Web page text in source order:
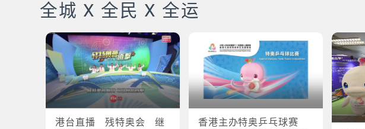
全城 X 全民 X 全运
港台直播 残特奥会 继
香港主办特奥乒乓球赛